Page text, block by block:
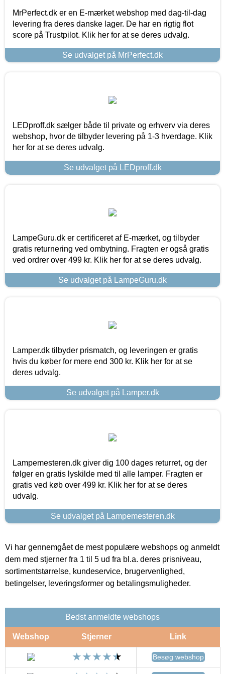
MrPerfect.dk er en E-mærket webshop med dag-til-dag
levering fra deres danske lager. De har en rigtig flot
score på Trustpilot. Klik her for at se deres udvalg.
Se udvalget på MrPerfect.dk
LEDproff.dk sælger både til private og erhverv via deres
webshop, hvor de tilbyder levering på 1-3 hverdage. Klik
her for at se deres udvalg.
Se udvalget på LEDproff.dk
LampeGuru.dk er certificeret af E-mærket, og tilbyder
gratis returnering ved ombytning. Fragten er også gratis
ved ordrer over 499 kr. Klik her for at se deres udvalg.
Se udvalget på LampeGuru.dk
Lamper.dk tilbyder prismatch, og leveringen er gratis
hvis du køber for mere end 300 kr. Klik her for at se
deres udvalg.
Se udvalget på Lamper.dk
Lampemesteren.dk giver dig 100 dages returret, og der
følger en gratis lyskilde med til alle lamper. Fragten er
gratis ved køb over 499 kr. Klik her for at se deres
udvalg.
Se udvalget på Lampemesteren.dk
Vi har gennemgået de mest populære webshops og anmeldt
dem med stjerner fra 1 til 5 ud fra bl.a. deres prisniveau,
sortimentstørrelse, kundeservice, brugervenlighed,
betingelser, leveringsformer og betalingsmuligheder.
Bedst anmeldte webshops
Webshop Stjerner Link
Besøg webshop